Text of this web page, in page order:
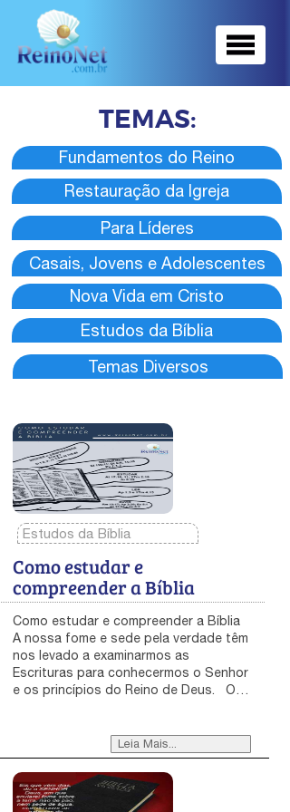
Estudos da Bíblia
Como estudar e
compreender a Bíblia
Como estudar e compreender a Bíblia
A nossa fome e sede pela verdade têm
nos levado a examinarmos as
Escrituras para conhecermos o Senhor
e os princípios do Reino de Deus. O
poderem garimpar a Bíblia em busca
dos tesouros do Reino de Deus. Neste
livreto você encontrará cinco passos
práticos que lhe ensinarão como
Leia Mais...
Para Líderes
Casais, Jovens e Adolescentes
Nova Vida em Cristo
Fundamentos do Reino
Restauração da Igreja
Estudos da Bíblia
Temas Diversos
TEMAS: